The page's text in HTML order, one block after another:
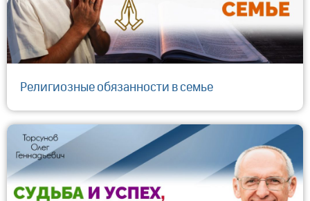
Религиозные обязанности в семье